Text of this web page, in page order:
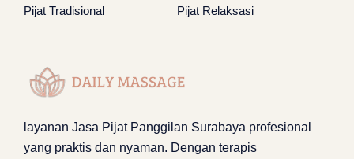
Pijat Tradisional Pijat Relaksasi
layanan Jasa Pijat Panggilan Surabaya profesional
yang praktis dan nyaman. Dengan terapis